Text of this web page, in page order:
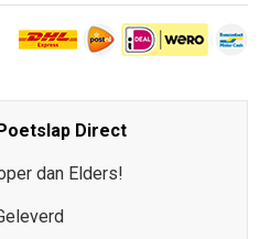
Direct
dan Elders!